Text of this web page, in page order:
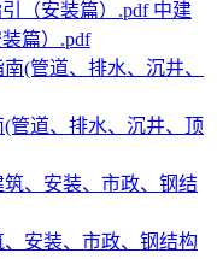
中建
篇）.pdf
管道、排水、沉井、顶
安装、市政、钢结构